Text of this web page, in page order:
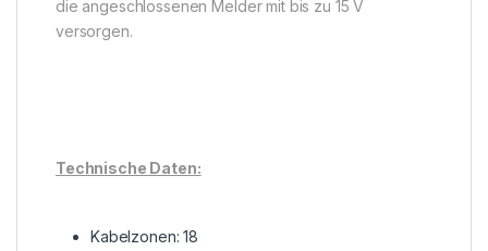
die angeschlossenen Melder mit bis zu 15 V
versorgen.
Technische Daten:
Kabelzonen: 18